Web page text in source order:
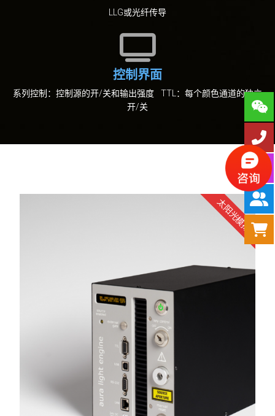
LLG或光纤传导
控制界面
系列控制：控制源的开/关和输出强度 TTL：每个颜色通道的独立
开/关
太阳光模拟